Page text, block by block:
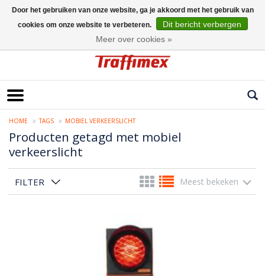
HOME TAGS MOBIEL VERKEERSLICHT
Producten getagd met mobiel
verkeerslicht
FILTER Meest bekeken
Door het gebruiken van onze website, ga je akkoord met het gebruik van
cookies om onze website te verbeteren.
Dit bericht verbergen
Meer over cookies »